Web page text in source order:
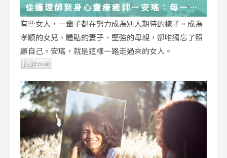
從護理師到身心靈療癒師－安瑤：每一段
低谷，都能成為重生的起點
有些女人，一輩子都在努力成為別人期待的樣子。成為
孝順的女兒、體貼的妻子、堅強的母親，卻唯獨忘了照
顧自己。安瑤，就是這樣一路走過來的女人。